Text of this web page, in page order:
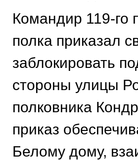
Командир 119-го
полка приказал
заблокировать
стороны улицы
полковника
приказ
Белому дому,